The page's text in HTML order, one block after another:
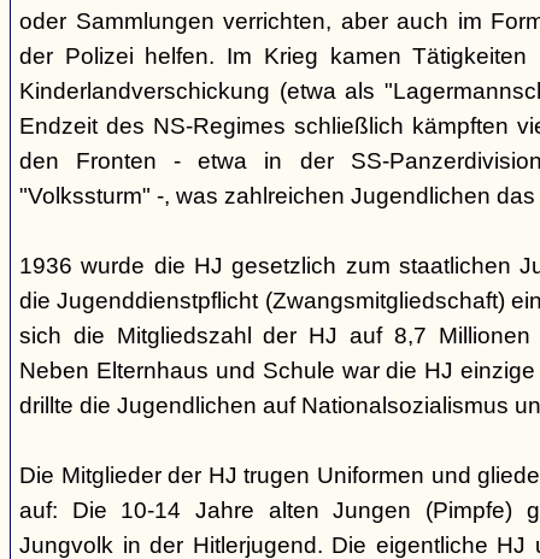
oder Sammlungen verrichten, aber auch im
der Polizei helfen. Im Krieg kamen
Kinderlandverschickung (etwa als
Endzeit des NS-Regimes schließlich kämpften
den Fronten - etwa in der SS-
"Volkssturm" -, was zahlreichen Jugendlichen
1936 wurde die HJ gesetzlich zum staatlichen
die Jugenddienstpflicht (Zwangsmitgliedschaft)
sich die Mitgliedszahl der HJ auf 8,7 Millionen
Neben Elternhaus und Schule war die HJ
drillte die Jugendlichen auf Nationalsozialismus
Die Mitglieder der HJ trugen Uniformen und
auf: Die 10-14 Jahre alten Jungen (Pimpfe)
Jungvolk in der Hitlerjugend. Die eigentliche HJ